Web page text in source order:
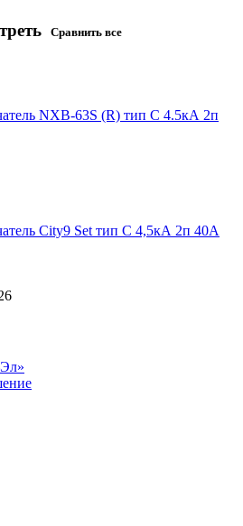
Сравнить все
NXB-63S (R) тип С 4.5кА 2п
City9 Set тип С 4,5кА 2п 40А